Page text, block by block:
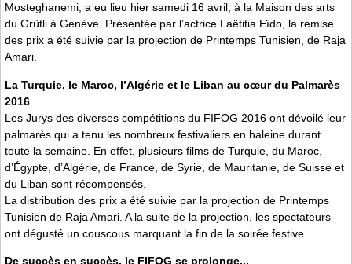
Mosteghanemi, a eu lieu hier samedi 16 avril, à la Maison des arts
du Grütli à Genève. Présentée par l’actrice Laëtitia Eïdo, la remise
des prix a été suivie par la projection de Printemps Tunisien, de Raja
Amari.
La Turquie, le Maroc, l’Algérie et le Liban au cœur du Palmarès
2016
Les Jurys des diverses compétitions du FIFOG 2016 ont dévoilé leur
palmarès qui a tenu les nombreux festivaliers en haleine durant
toute la semaine. En effet, plusieurs films de Turquie, du Maroc,
d’Égypte, d’Algérie, de France, de Syrie, de Mauritanie, de Suisse et
du Liban sont récompensés.
La distribution des prix a été suivie par la projection de Printemps
Tunisien de Raja Amari. A la suite de la projection, les spectateurs
ont dégusté un couscous marquant la fin de la soirée festive.
De succès en succès, le FIFOG se prolonge...